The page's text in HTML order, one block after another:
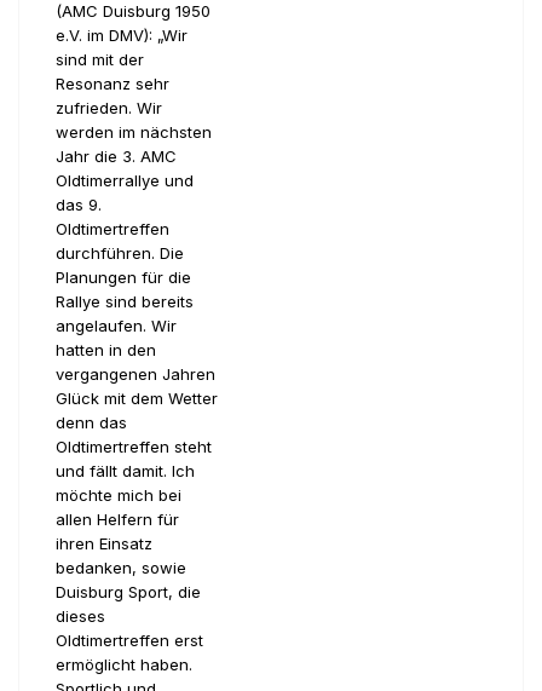
(AMC Duisburg 1950
e.V. im DMV): „Wir
sind mit der
Resonanz sehr
zufrieden. Wir
werden im nächsten
Jahr die 3. AMC
Oldtimerrallye und
das 9.
Oldtimertreffen
durchführen. Die
Planungen für die
Rallye sind bereits
angelaufen. Wir
hatten in den
vergangenen Jahren
Glück mit dem Wetter
denn das
Oldtimertreffen steht
und fällt damit. Ich
möchte mich bei
allen Helfern für
ihren Einsatz
bedanken, sowie
Duisburg Sport, die
dieses
Oldtimertreffen erst
ermöglicht haben.